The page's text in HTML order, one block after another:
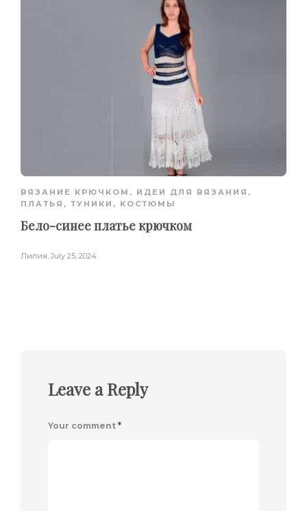
ВЯЗАНИЕ КРЮЧКОМ , ИДЕИ ДЛЯ ВЯЗАНИЯ ,
ПЛАТЬЯ, ТУНИКИ, КОСТЮМЫ
Бело-синее платье крючком
Лилия July 25, 2024
Leave a Reply
Your comment *